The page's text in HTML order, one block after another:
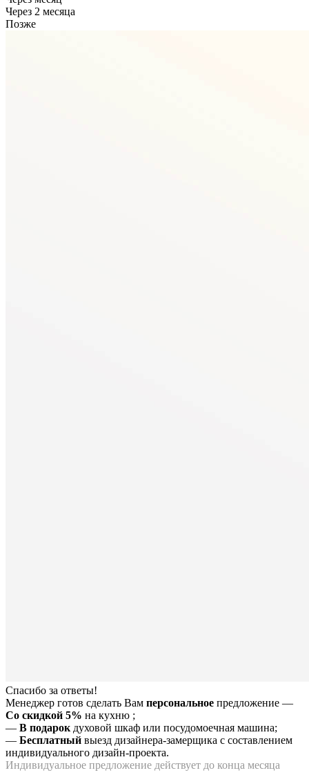
Через 2 месяца
Позже
Спасибо за ответы!
Менеджер готов сделать Вам персональное предложение —
Со скидкой 5% на кухню ;
— В подарок духовой шкаф или посудомоечная машина;
— Бесплатный выезд дизайнера-замерщика с составлением
индивидуального дизайн-проекта.
Индивидуальное предложение действует до конца месяца